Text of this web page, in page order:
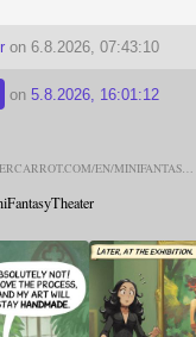
on 6.8.2026, 07:43:10
on 5.8.2026, 16:01:12
EN/MINIFANTAS